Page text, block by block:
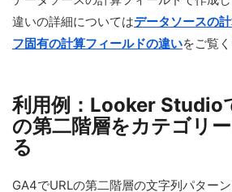
違いの詳細についてはデータソースの
フ固有の計算フィールドの違いをご覧く
利用例：Looker Studio
の第二階層をカテゴリ
る
GA4でURLの第二階層の文字列パター